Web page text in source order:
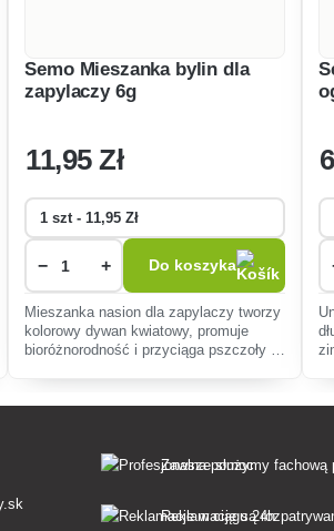
Semo Mieszanka bylin dla
zapylaczy 6g
11,95 Zł
− + Do koszyka
Mieszanka nasion dla zapylaczy tworzy
kolorowy dywan kwiatowy, promuje
bioróżnorodność i przyciąga pszczoły i
6
Zawsze służymy fachową
Reklamacje są